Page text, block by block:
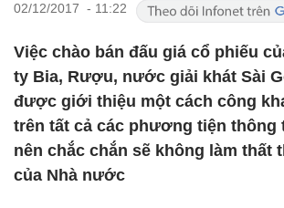
02/12/2017 - 11:22
Việc chào bán đấu giá cổ phiếu
ty Bia, Rượu, nước giải khát Sài
được giới thiệu một cách công
trên tất cả các phương tiện thông
nên chắc chắn sẽ không làm thất
của Nhà nước